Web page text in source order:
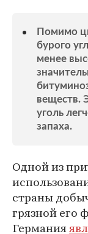
Помимо
бурого
менее
веществ.
уголь
запаха.
Одной из
страны
грязной его
Германия